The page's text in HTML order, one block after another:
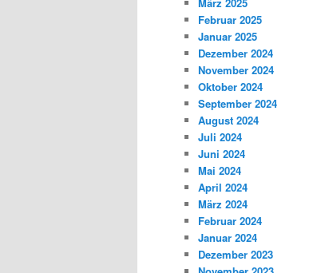
Februar 2025
Januar 2025
Dezember 2024
November 2024
Oktober 2024
September 2024
August 2024
Juli 2024
Juni 2024
Mai 2024
April 2024
März 2024
Februar 2024
Januar 2024
Dezember 2023